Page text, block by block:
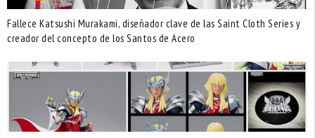
Fallece Katsushi Murakami, diseñador clave de las Saint Cloth Series y
creador del concepto de los Santos de Acero